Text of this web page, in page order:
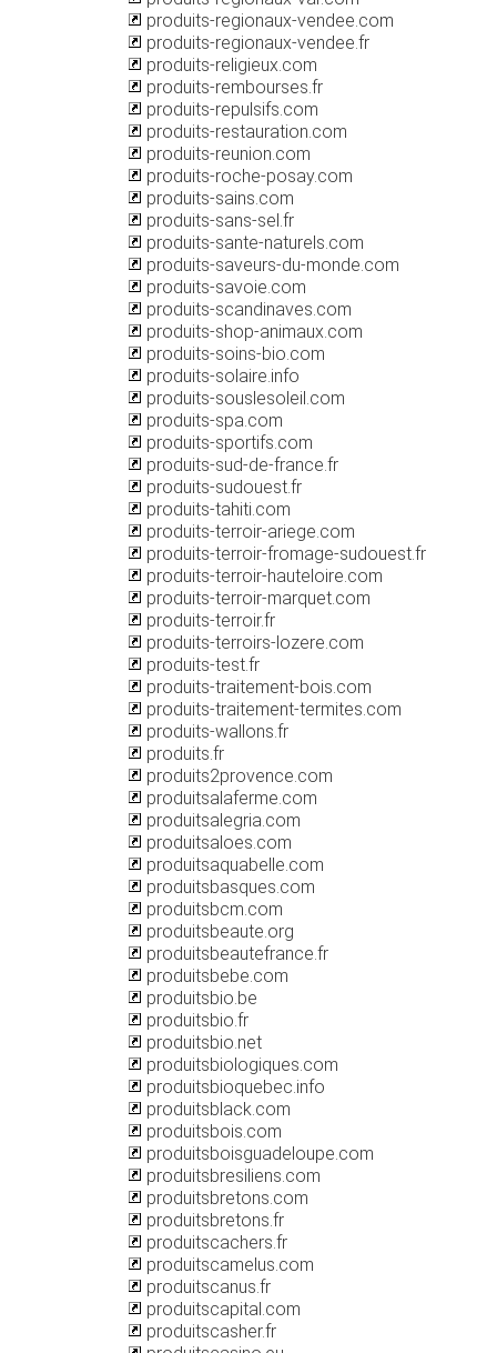
produits-regionaux-vendee.com
produits-regionaux-vendee.fr
produits-religieux.com
produits-rembourses.fr
produits-repulsifs.com
produits-restauration.com
produits-reunion.com
produits-roche-posay.com
produits-sains.com
produits-sans-sel.fr
produits-sante-naturels.com
produits-saveurs-du-monde.com
produits-savoie.com
produits-scandinaves.com
produits-shop-animaux.com
produits-soins-bio.com
produits-solaire.info
produits-souslesoleil.com
produits-spa.com
produits-sportifs.com
produits-sud-de-france.fr
produits-sudouest.fr
produits-tahiti.com
produits-terroir-ariege.com
produits-terroir-fromage-sudouest.fr
produits-terroir-hauteloire.com
produits-terroir-marquet.com
produits-terroir.fr
produits-terroirs-lozere.com
produits-test.fr
produits-traitement-bois.com
produits-traitement-termites.com
produits-wallons.fr
produits.fr
produits2provence.com
produitsalaferme.com
produitsalegria.com
produitsaloes.com
produitsaquabelle.com
produitsbasques.com
produitsbcm.com
produitsbeaute.org
produitsbeautefrance.fr
produitsbebe.com
produitsbio.be
produitsbio.fr
produitsbio.net
produitsbiologiques.com
produitsbioquebec.info
produitsblack.com
produitsbois.com
produitsboisguadeloupe.com
produitsbresiliens.com
produitsbretons.com
produitsbretons.fr
produitscachers.fr
produitscamelus.com
produitscanus.fr
produitscapital.com
produitscasher.fr